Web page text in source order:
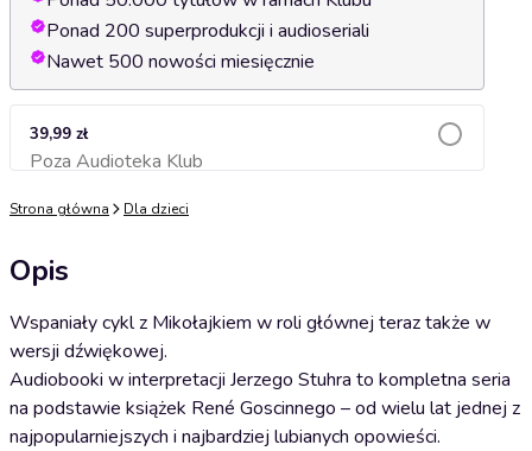
Ponad 200 superprodukcji i audioseriali
Nawet 500 nowości miesięcznie
39,99 zł
Poza Audioteka KlubDodaj do koszyka
Strona główna Dla dzieci
Opis
Wspaniały cykl z Mikołajkiem w roli głównej teraz także w
wersji dźwiękowej.
Audiobooki w interpretacji Jerzego Stuhra to kompletna seria
na podstawie książek René Goscinnego – od wielu lat jednej z
najpopularniejszych i najbardziej lubianych opowieści.